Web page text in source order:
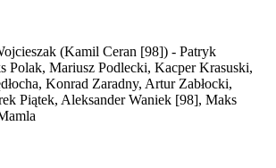
(Kamil Ceran [98]) - Patryk
Polak, Mariusz Podlecki, Kacper Krasuski,
Konrad Zaradny, Artur Zabłocki,
Piątek, Aleksander Waniek [98], Maks